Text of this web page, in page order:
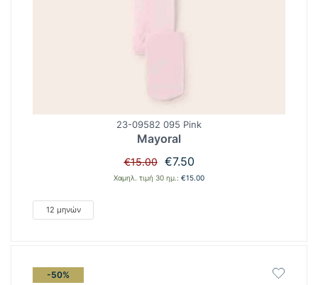
23-09582 095 Pink
Mayoral
€15.00
Original
price
€7.50Η
τρέχουσα
Χαμηλ. τιμή 30 ημ.: €15.00
12 μηνών
-50%